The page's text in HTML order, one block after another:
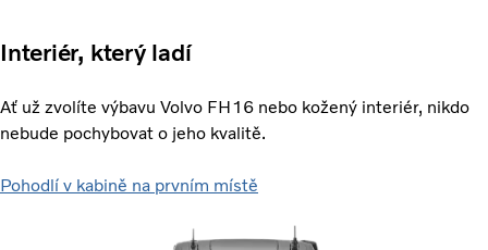
Interiér, který ladí
Ať už zvolíte výbavu Volvo FH16 nebo kožený interiér, nikdo
nebude pochybovat o jeho kvalitě.
Pohodlí v kabině na prvním místě